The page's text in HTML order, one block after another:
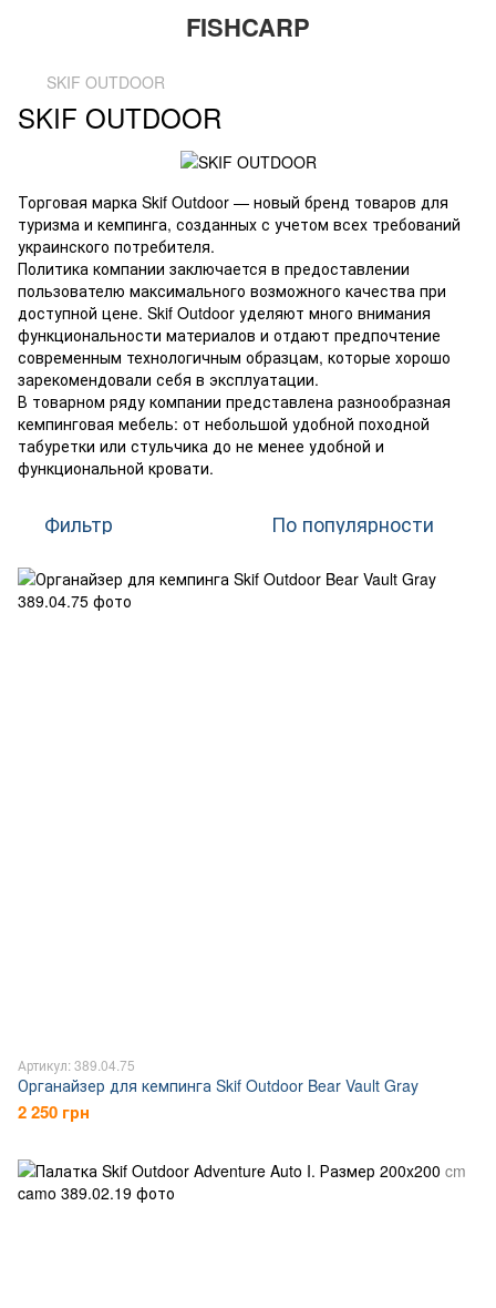
FISHCARP
SKIF OUTDOOR
SKIF OUTDOOR
Торговая марка Skif Outdoor — новый бренд товаров для
туризма и кемпинга, созданных с учетом всех требований
украинского потребителя.
Политика компании заключается в предоставлении
пользователю максимального возможного качества при
доступной цене. Skif Outdoor уделяют много внимания
функциональности материалов и отдают предпочтение
современным технологичным образцам, которые хорошо
зарекомендовали себя в эксплуатации.
В товарном ряду компании представлена разнообразная
кемпинговая мебель: от небольшой удобной походной
табуретки или стульчика до не менее удобной и
функциональной кровати.
Фильтр По популярности
Артикул: 389.04.75
Органайзер для кемпинга Skif Outdoor Bear Vault Gray
2 250 грн